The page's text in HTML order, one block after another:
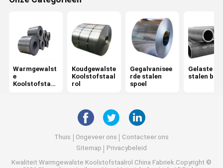
PPGI-Staalrol
Gegalvaniseerde Staalgrating
Warmgewalste Staalplaat
Gegalvaniseerde Staalplaat
Gegalvaniseerd Staalprofiel
Warmgewalst
e
Koolstofstaal
Koudgewalste
Koolstofstaal
rol
Gegalvanisee
rde stalen
spoel
Gelaste
stalen
Thuis Ongeveer ons
Contacteer ons
Sitemap
Privacybeleid
Kwaliteit Warmgewalste Koolstofstaalrol China Fabriek.Copyright ©